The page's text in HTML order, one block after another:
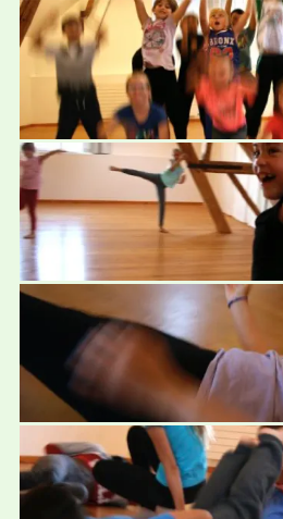
NewDance Pro "Am Limit" 2017
Juni